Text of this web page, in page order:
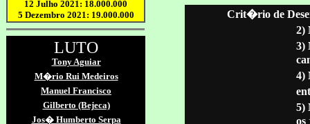
Crit�rio de
2)
3)
4)
5)
os